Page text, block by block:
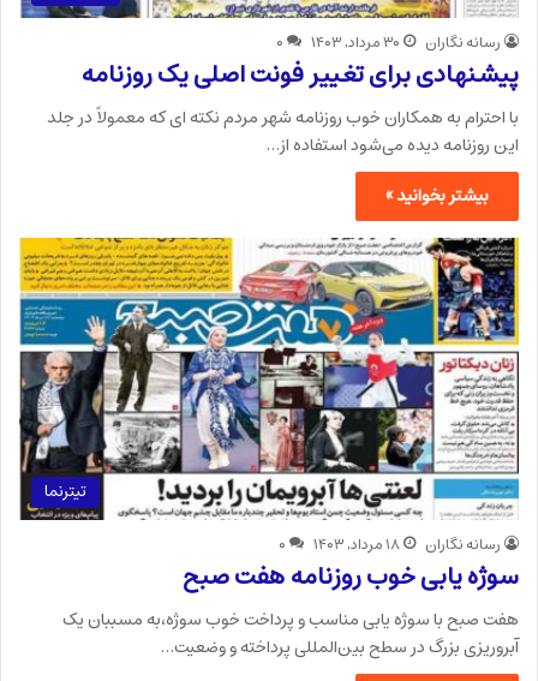
رسانه نگاران ۳۰ مرداد, ۱۴۰۳ ۰
پیشنهادی برای تغییر فونت اصلی یک روزنامه
با احترام به همکاران خوب روزنامه شهر مردم نکته ای که معمولاً در جلد
این روزنامه دیده می‌شود استفاده از…
بیشتر بخوانید »
تیترنما
رسانه نگاران ۱۸ مرداد, ۱۴۰۳ ۰
سوژه یابی خوب روزنامه هفت صبح
هفت صبح با سوژه یابی مناسب و پرداخت خوب سوژه،به مسببان یک
آبروریزی بزرگ در سطح بین‌المللی پرداخته و وضعیت…